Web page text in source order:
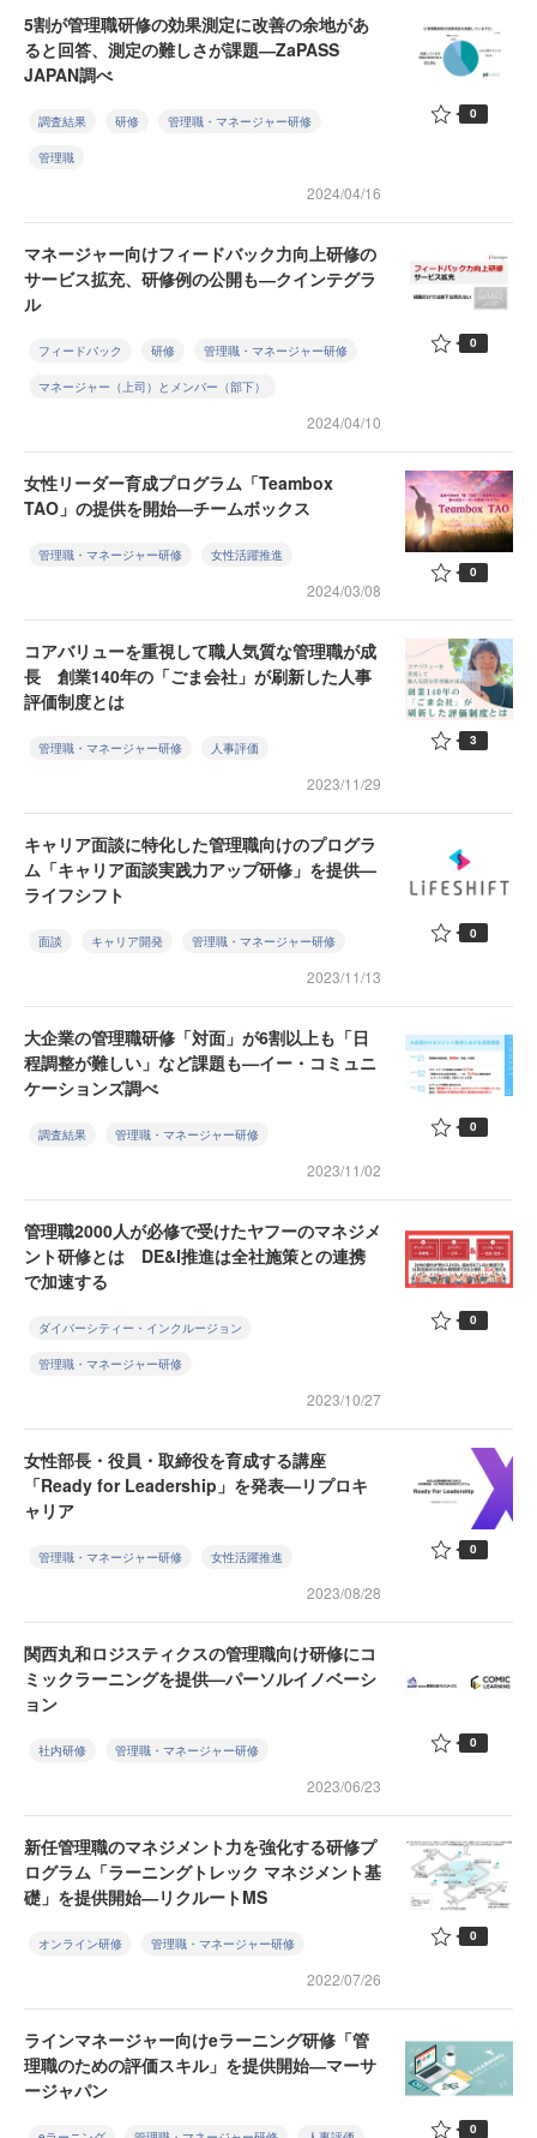
5割が管理職研修の効果測定に改善の余地があ
ると回答、測定の難しさが課題―ZaPASS
JAPAN調べ
調査結果 研修 管理職・マネージャー研修
管理職
2024/04/16
0
マネージャー向けフィードバック力向上研修の
サービス拡充、研修例の公開も―クインテグラ
ル
フィードバック 研修 管理職・マネージャー研修
マネージャー（上司）とメンバー（部下）
2024/04/10
0
女性リーダー育成プログラム「Teambox
TAO」の提供を開始—チームボックス
管理職・マネージャー研修 女性活躍推進
2024/03/08
0
コアバリューを重視して職人気質な管理職が成
長 創業140年の「ごま会社」が刷新した人事
評価制度とは
管理職・マネージャー研修 人事評価
2023/11/29
3
キャリア面談に特化した管理職向けのプログラ
ム「キャリア面談実践力アップ研修」を提供—
ライフシフト
面談 キャリア開発 管理職・マネージャー研修
2023/11/13
0
大企業の管理職研修「対面」が6割以上も「日
程調整が難しい」など課題も—イー・コミュニ
ケーションズ調べ
調査結果 管理職・マネージャー研修
2023/11/02
0
管理職2000人が必修で受けたヤフーのマネジメ
ント研修とは DE&I推進は全社施策との連携
で加速する
ダイバーシティー・インクルージョン
管理職・マネージャー研修
2023/10/27
0
女性部長・役員・取締役を育成する講座
「Ready for Leadership」を発表—リプロキ
ャリア
管理職・マネージャー研修 女性活躍推進
2023/08/28
0
関西丸和ロジスティクスの管理職向け研修にコ
ミックラーニングを提供—パーソルイノベーシ
ョン
社内研修 管理職・マネージャー研修
2023/06/23
0
新任管理職のマネジメント力を強化する研修プ
ログラム「ラーニングトレック マネジメント基
礎」を提供開始―リクルートMS
オンライン研修 管理職・マネージャー研修
2022/07/26
0
ラインマネージャー向けeラーニング研修「管
理職のための評価スキル」を提供開始―マーサ
ージャパン
0